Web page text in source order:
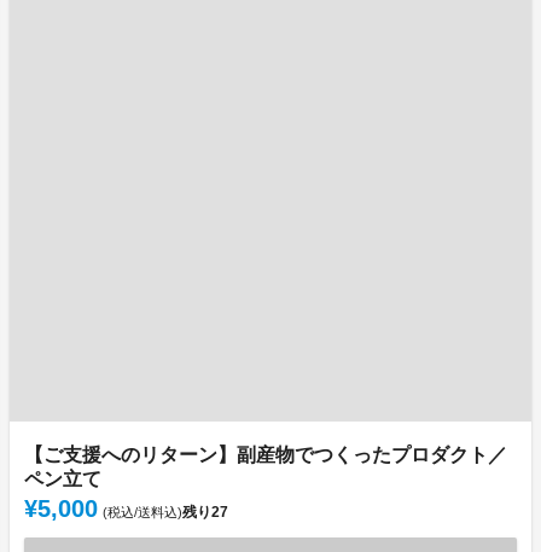
【ご支援へのリターン】副産物でつくったプロダクト／
ペン立て
¥5,000 (税込/送料込)残り27